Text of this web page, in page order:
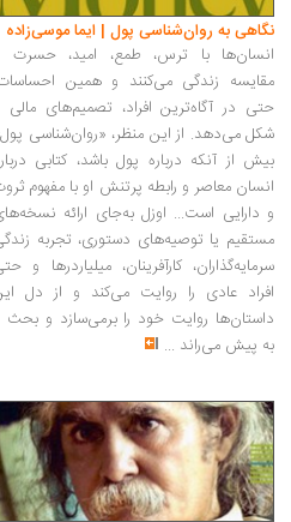
نگاهی به روان‌شناسی پول | ایما موسی‌زاده
انسان‌ها با ترس، طمع، امید، حسرت
مقایسه زندگی می‌کنند و همین
حتی در آگاه‌ترین افراد، تصمیم‌های مالی
شکل می‌دهد. از این منظر، «روان‌شناسی
بیش از آنکه درباره پول باشد، کتابی
انسان معاصر و رابطه پرتنش او با مفهوم
و دارایی است... اوزل به‌جای ارائه
مستقیم یا توصیه‌های دستوری، تجربه
سرمایه‌گذاران، کارآفرینان، میلیاردرها و
افراد عادی را روایت می‌کند و از دل
داستان‌ها روایت خود را برمی‌سازد و بحث
به پیش می‌راند ...